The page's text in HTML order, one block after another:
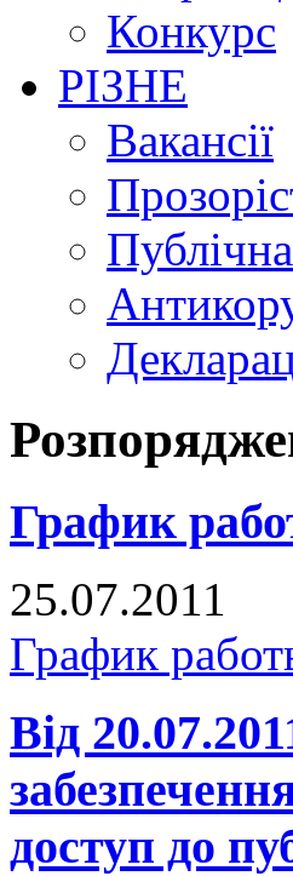
Конкурс
РІЗНЕ
Вакансії
График
25.07.2011
График
Від
доступ до